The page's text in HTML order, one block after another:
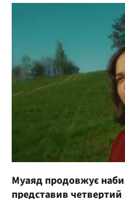
Муаяд продовжує
представив четвертий